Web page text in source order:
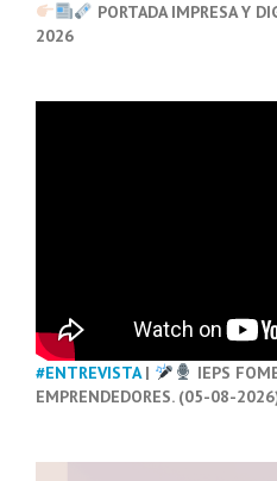
PORTADA IMPRESA Y
2026
#ENTREVISTA|
IEPS
EMPRENDEDORES. (05-08-